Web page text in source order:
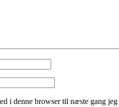
i denne browser til næste gang jeg